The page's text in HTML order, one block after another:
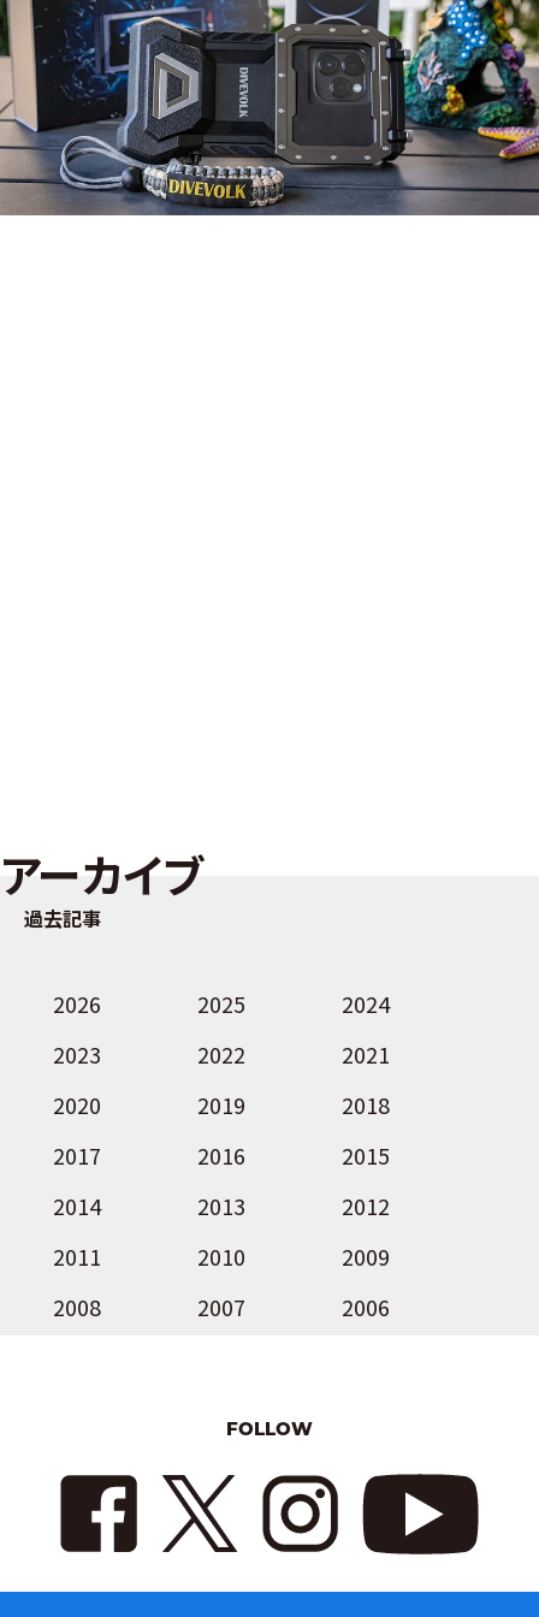
アーカイブ
過去記事
2026 2025
2024
2023
2022
2021
2020
2019
2018
2017
2016
2015
2014
2013
2012
2011
2010
2009
2008
2007 2006
FOLLOW